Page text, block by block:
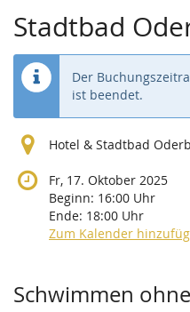
Stadtbad
Der
ist beendet.
Hotel & Stadtbad
Fr, 17. Oktober 2025
Beginn: 16:00 Uhr
Ende: 18:00 Uhr
Zum Kalender
Produkte
Schwimmen